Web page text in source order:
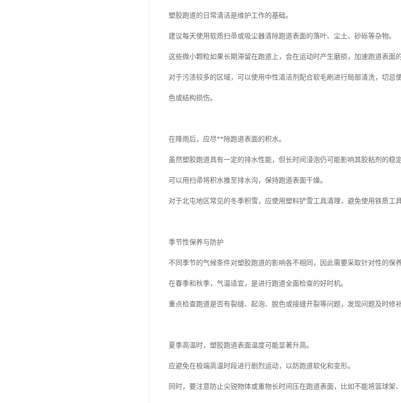
塑胶跑道的日常清洁是维护工作的基础。
建议每天使用软质扫帚或吸尘器清除跑道表面的落叶、尘土、砂砾等杂物。
这些微小颗粒如果长期滞留在跑道上，会在运动时产生磨损，加速跑道表面的
对于污渍较多的区域，可以使用中性清洁剂配合软毛刷进行局部清洗，切
色或结构损伤。
在降雨后，应尽**除跑道表面的积水。
虽然塑胶跑道具有一定的排水性能，但长时间浸泡仍可能影响其胶粘剂的稳
可以用扫帚将积水推至排水沟，保持跑道表面干燥。
对于北屯地区常见的冬季积雪，应使用塑料铲雪工具清理，避免使用铁质工
季节性保养与防护
不同季节的气候条件对塑胶跑道的影响各不相同，因此需要采取针对性的保养
在春季和秋季，气温适宜，是进行跑道全面检查的好时机。
重点检查跑道是否有裂缝、起泡、脱色或接缝开裂等问题，发现问题及时修
夏季高温时，塑胶跑道表面温度可能显著升高。
应避免在极端高温时段进行剧烈运动，以防跑道软化和变形。
同时，要注意防止尖锐物体或重物长时间压在跑道表面，比如不能将篮球架